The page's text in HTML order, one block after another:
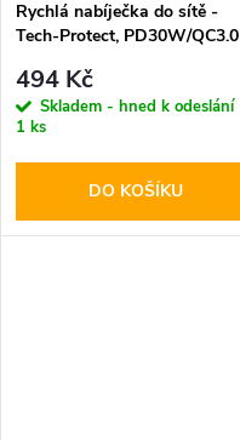
Rychlá nabíječka do sítě -
Tech-Protect, PD30W/QC3.0
494 Kč
Skladem - hned k odeslání
1 ks
DO KOŠÍKU